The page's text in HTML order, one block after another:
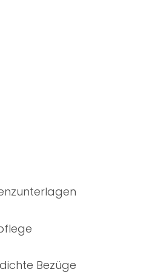
Bezüge